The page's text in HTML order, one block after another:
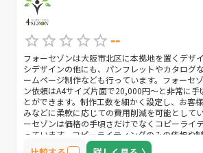
--
フォーセゾンは大阪市北区に本拠地を置くデザ
シデザインの他にも、パンフレットやカタログ
ームページ制作なども行っています。フォーセ
ン依頼はA4サイズ片面で20,000円〜と非常に手
とができます。制作工数を細かく設定し、お客
みなどに柔軟に応じての費用削減を可能として
ーセゾンは価格の手頃さだけでなくコピーライ
っています。コピーライティングのみの依頼や
で、コピーライティングを重視している方にお